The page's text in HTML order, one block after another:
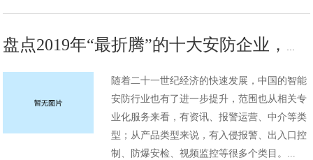
随着二十一世纪经济的快速发展，中国的智能
安防行业也有了进一步提升，范围也从相关专
业化服务来看，有资讯、报警运营、中介等类
型；从产品类型来说，有入侵报警、出入口控
制、防爆安检、视频监控等很多个类目。...